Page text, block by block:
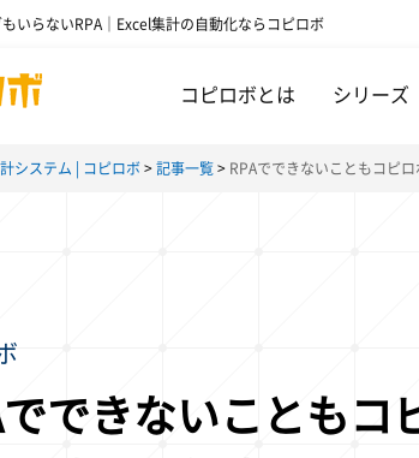
いらないRPA｜Excel集計の自動化ならコピロボ
コピロボとは シリーズ
システム | コピロボ 記事一覧 RPAでできないこともコピ
でできないことも